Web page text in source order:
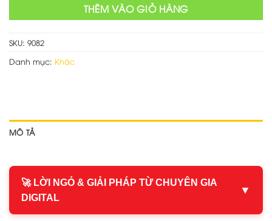
THÊM VÀO GIỎ HÀNG
SKU: 9082
Danh mục: Khác
MÔ TẢ
🚀 LỜI NGỎ & GIẢI PHÁP TỪ CHUYÊN GIA
DIGITAL
▼